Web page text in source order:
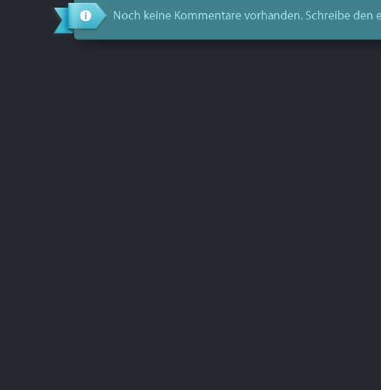
Noch keine Kommentare vorhanden. Schreibe den